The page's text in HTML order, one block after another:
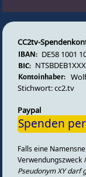
Forum
CC2tv-
DE58 1001
NTSBDEB1XXX
Stichwort: cc2.tv
Paypal
Spenden
Falls eine
Verwendungszweck
Pseudonym XY darf